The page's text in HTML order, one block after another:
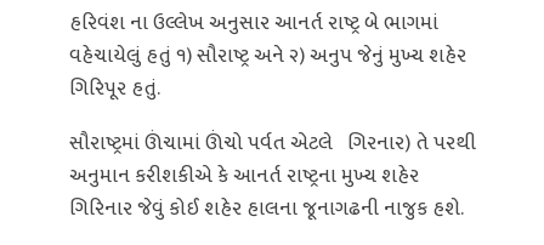
હરિવંશ ના ઉલ્લેખ અનુસાર આનર્ત રાષ્ટ્ર બે ભાગમાં
વહેચાયેલું હતું ૧) સૌરાષ્ટ્ર અને ૨) અનુપ જેનું મુખ્ય શહેર
ગિરિપૂર હતું.
સૌરાષ્ટ્રમાં ઊંચામાં ઊંચો પર્વત એટલે ગિરનાર) તે પરથી
અનુમાન કરીશકીએ કે આનર્ત રાષ્ટ્રના મુખ્ય શહેર
ગિરિનાર જેવું કોઈ શહેર હાલના જૂનાગઢની નાજુક હશે.